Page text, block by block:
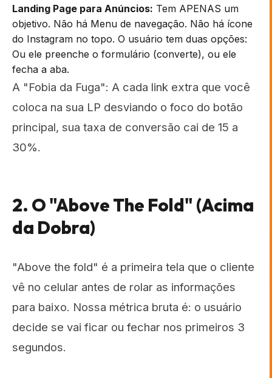
Landing Page para Anúncios: Tem APENAS um
objetivo. Não há Menu de navegação. Não há ícone
do Instagram no topo. O usuário tem duas opções:
Ou ele preenche o formulário (converte), ou ele
fecha a aba.
A "Fobia da Fuga": A cada link extra que você
coloca na sua LP desviando o foco do botão
principal, sua taxa de conversão cai de 15 a
30%.
2. O "Above The Fold" (Acima
da Dobra)
"Above the fold" é a primeira tela que o cliente
vê no celular antes de rolar as informações
para baixo. Nossa métrica bruta é: o usuário
decide se vai ficar ou fechar nos primeiros 3
segundos.